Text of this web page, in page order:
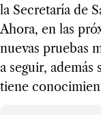
la Secretaría de
Ahora, en las
nuevas pruebas
a seguir,
tiene